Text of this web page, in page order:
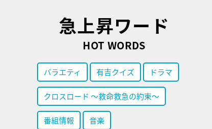
急上昇ワード
HOT WORDS
バラエティ 有吉クイズ ドラマ
クロスロード ～救命救急の約束～
番組情報 音楽